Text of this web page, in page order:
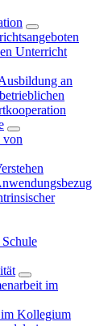
Unterricht
an
von
im
Kollegium